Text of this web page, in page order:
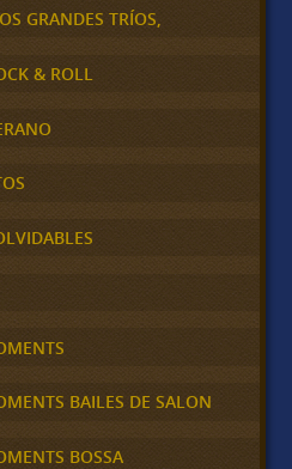
GRANDES TRÍOS,
& ROLL
BAILES DE SALON
BOSSA